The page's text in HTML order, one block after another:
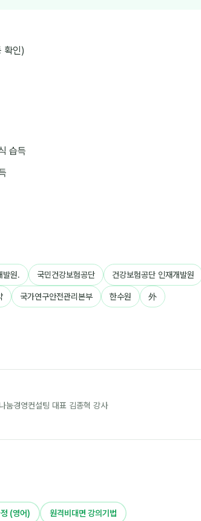
확인)
습득
발원. 국민건강보험공단 건강보험공단 인재개발원
국가연구안전관리본부 한수원 外
눔경영컨설팅 대표 김종혁 강사
(영어) 원격비대면 강의기법